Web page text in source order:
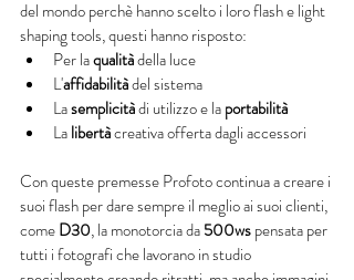
del mondo perchè hanno scelto i loro flash e light
shaping tools, questi hanno risposto:
Per la qualità della luce
L'affidabilità del sistema
La semplicità di utilizzo e la portabilità
La libertà creativa offerta dagli accessori
Con queste premesse Profoto continua a creare i
suoi flash per dare sempre il meglio ai suoi clienti,
come D30, la monotorcia da 500ws pensata per
tutti i fotografi che lavorano in studio